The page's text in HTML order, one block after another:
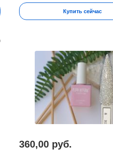
Купить сейчас
360,00 руб.